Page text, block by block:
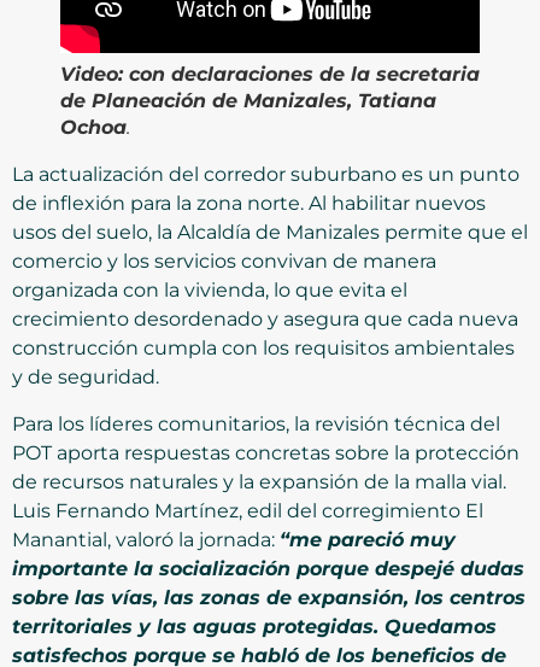
Video: con declaraciones de la secretaria
de Planeación de Manizales, Tatiana
Ochoa.
La actualización del corredor suburbano es un punto
de inflexión para la zona norte. Al habilitar nuevos
usos del suelo, la Alcaldía de Manizales permite que el
comercio y los servicios convivan de manera
organizada con la vivienda, lo que evita el
crecimiento desordenado y asegura que cada nueva
construcción cumpla con los requisitos ambientales
y de seguridad.
Para los líderes comunitarios, la revisión técnica del
POT aporta respuestas concretas sobre la protección
de recursos naturales y la expansión de la malla vial.
Luis Fernando Martínez, edil del corregimiento El
Manantial, valoró la jornada: “me pareció muy
importante la socialización porque despejé dudas
sobre las vías, las zonas de expansión, los centros
territoriales y las aguas protegidas. Quedamos
satisfechos porque se habló de los beneficios de